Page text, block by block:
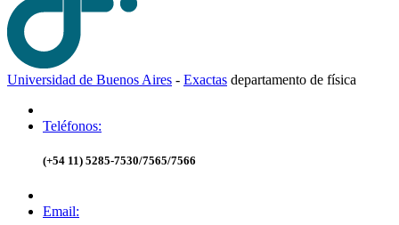
Universidad de Buenos Aires - Exactas departamento de física
Teléfonos:
(+54 11) 5285-7530/7565/7566
Email: